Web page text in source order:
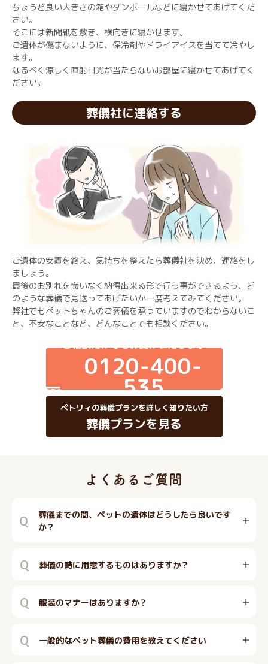
ちょうど良い大きさの箱やダンボールなどに寝かせてあげてくだ
さい。
そこには新聞紙を敷き、横向きに寝かせます。
ご遺体が傷まないように、保冷剤やドライアイスを当てて冷やし
ます。
なるべく涼しく直射日光が当たらないお部屋に寝かせてあげてく
ださい。
葬儀社に連絡する
ご遺体の安置を終え、気持ちを整えたら葬儀社を決め、連絡をし
ましょう。
最後のお別れを悔いなく納得出来る形で行う事ができるよう、ど
のような葬儀で見送ってあげたいか一度考えてみてください。
弊社でもペットちゃんのご葬儀を承っていますのでわからないこ
と、不安なことなど、どんなことでも相談ください。
ご相談だけでもお受けいたします
0120-400-
535
ペトリィの葬儀プランを詳しく知りたい方
葬儀プランを見る
Q
葬儀までの間、ペットの遺体はどうしたら良いです
か？
Q 葬儀の時に用意するものはありますか？
Q 服装のマナーはありますか？
Q 一般的なペット葬儀の費用を教えてください